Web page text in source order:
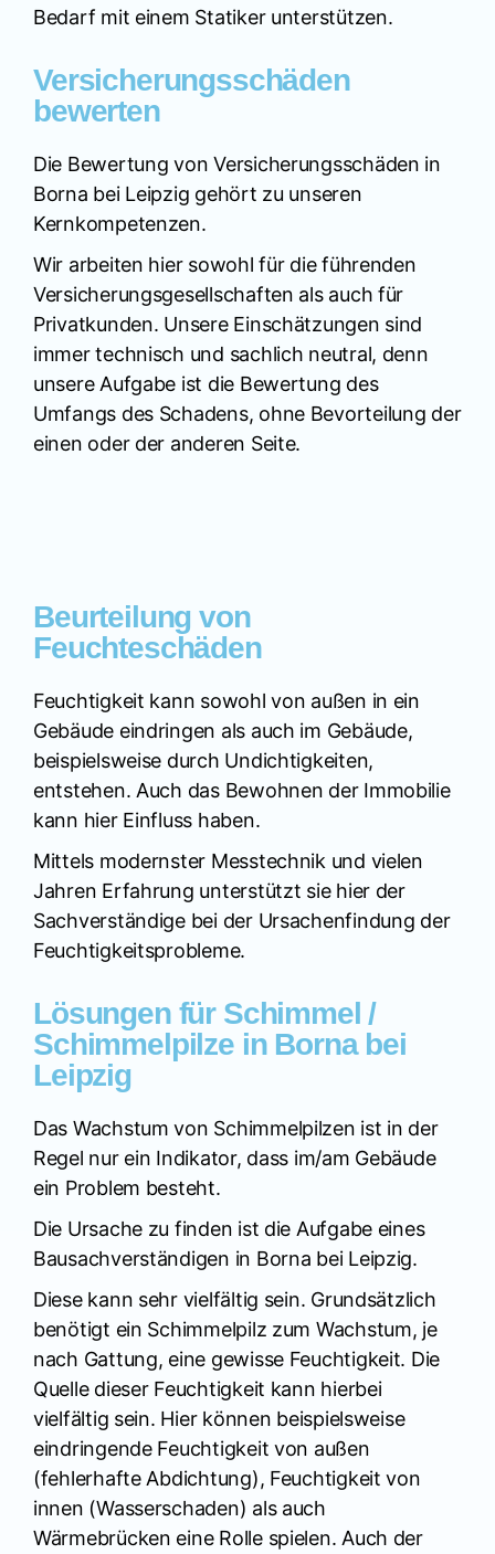
Bedarf mit einem Statiker unterstützen.
Versicherungsschäden
bewerten
Die Bewertung von Versicherungsschäden in
Borna bei Leipzig gehört zu unseren
Kernkompetenzen.
Wir arbeiten hier sowohl für die führenden
Versicherungsgesellschaften als auch für
Privatkunden. Unsere Einschätzungen sind
immer technisch und sachlich neutral, denn
unsere Aufgabe ist die Bewertung des
Umfangs des Schadens, ohne Bevorteilung der
einen oder der anderen Seite.
Beurteilung von
Feuchteschäden
Feuchtigkeit kann sowohl von außen in ein
Gebäude eindringen als auch im Gebäude,
beispielsweise durch Undichtigkeiten,
entstehen. Auch das Bewohnen der Immobilie
kann hier Einfluss haben.
Mittels modernster Messtechnik und vielen
Jahren Erfahrung unterstützt sie hier der
Sachverständige bei der Ursachenfindung der
Feuchtigkeitsprobleme.
Lösungen für Schimmel /
Schimmelpilze in Borna bei
Leipzig
Das Wachstum von Schimmelpilzen ist in der
Regel nur ein Indikator, dass im/am Gebäude
ein Problem besteht.
Die Ursache zu finden ist die Aufgabe eines
Bausachverständigen in Borna bei Leipzig.
Diese kann sehr vielfältig sein. Grundsätzlich
benötigt ein Schimmelpilz zum Wachstum, je
nach Gattung, eine gewisse Feuchtigkeit. Die
Quelle dieser Feuchtigkeit kann hierbei
vielfältig sein. Hier können beispielsweise
eindringende Feuchtigkeit von außen
(fehlerhafte Abdichtung), Feuchtigkeit von
innen (Wasserschaden) als auch
Wärmebrücken eine Rolle spielen. Auch der